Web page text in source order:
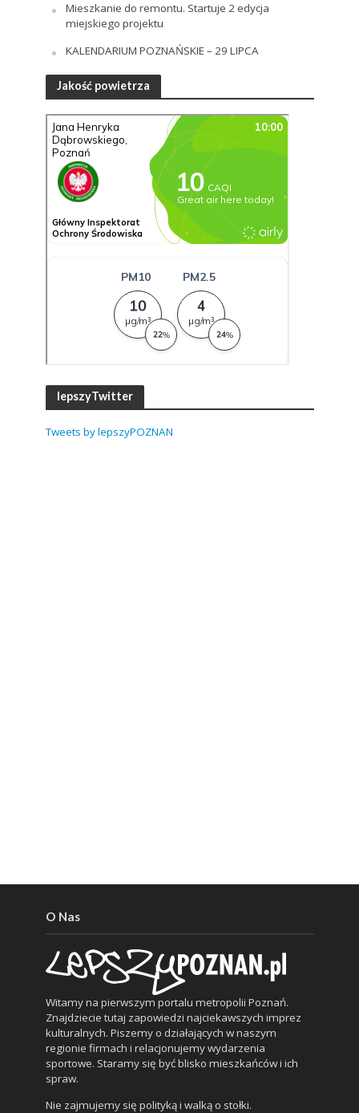
Mieszkanie do remontu. Startuje 2 edycja
miejskiego projektu
KALENDARIUM POZNAŃSKIE – 29 LIPCA
Jakość powietrza
lepszyTwitter
Tweets by lepszyPOZNAN
O Nas
Witamy na pierwszym portalu metropolii Poznań.
Znajdziecie tutaj zapowiedzi najciekawszych imprez
kulturalnych. Piszemy o działających w naszym
regionie firmach i relacjonujemy wydarzenia
sportowe. Staramy się być blisko mieszkańców i ich
spraw.
Nie zajmujemy się polityką i walką o stołki.